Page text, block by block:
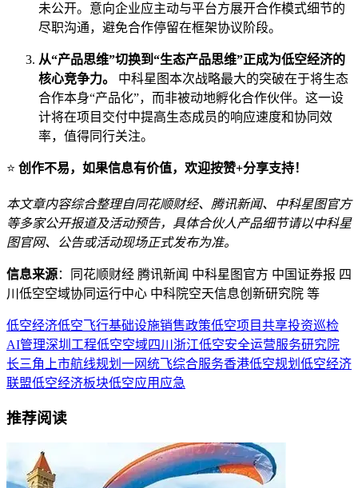
未公开。意向企业应主动与平台方展开合作模式细节的
尽职沟通，避免合作停留在框架协议阶段。
从“产品思维”切换到“生态产品思维”正成为低空经济的
核心竞争力。
中科星图本次战略最大的突破在于将生态
合作本身“产品化”，而非被动地孵化合作伙伴。这一设
计将在项目交付中提高生态成员的响应速度和协同效
率，值得同行关注。
⭐ 创作不易，如果信息有价值，欢迎按赞+分享支持！
本文章内容综合整理自同花顺财经、腾讯新闻、中科星图官方
等多家公开报道及活动预告，具体合伙人产品细节请以中科星
图官网、公告或活动现场正式发布为准。
信息来源：同花顺财经 腾讯新闻 中科星图官方 中国证券报 四
川低空空域协同运行中心 中科院空天信息创新研究院 等
低空经济低空飞行基础设施销售政策低空项目共享投资巡检
AI管理深圳 工程低空空域四川 浙江低空安全运营服务研究院
长三角 上市航线规划 一网统飞综合服务香港低空规划 低空经济
联盟低空经济板块低空应用 应急
推荐阅读